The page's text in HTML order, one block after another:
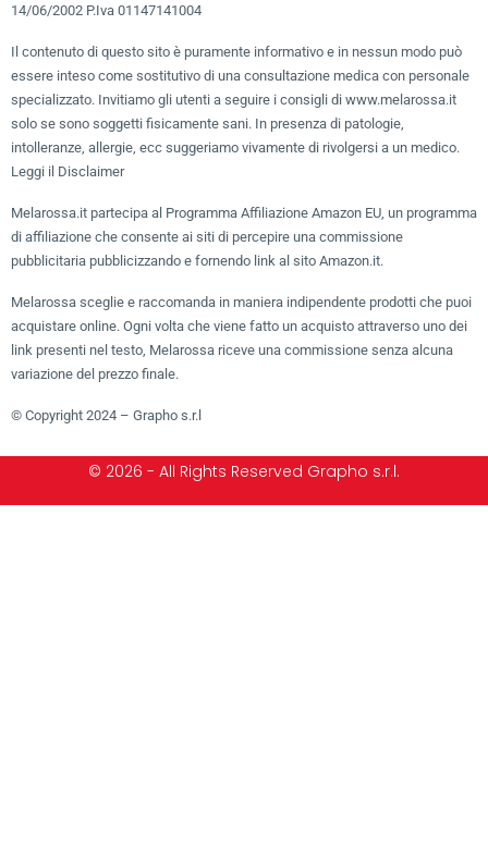
14/06/2002 P.Iva 01147141004
Il contenuto di questo sito è puramente informativo e in nessun modo può
essere inteso come sostitutivo di una consultazione medica con personale
specializzato. Invitiamo gli utenti a seguire i consigli di www.melarossa.it
solo se sono soggetti fisicamente sani. In presenza di patologie,
intolleranze, allergie, ecc suggeriamo vivamente di rivolgersi a un medico.
Leggi il Disclaimer
Melarossa.it partecipa al Programma Affiliazione Amazon EU, un programma
di affiliazione che consente ai siti di percepire una commissione
pubblicitaria pubblicizzando e fornendo link al sito Amazon.it.
Melarossa sceglie e raccomanda in maniera indipendente prodotti che puoi
acquistare online. Ogni volta che viene fatto un acquisto attraverso uno dei
link presenti nel testo, Melarossa riceve una commissione senza alcuna
variazione del prezzo finale.
© Copyright 2024 – Grapho s.r.l
© 2026 - All Rights Reserved Grapho s.r.l.